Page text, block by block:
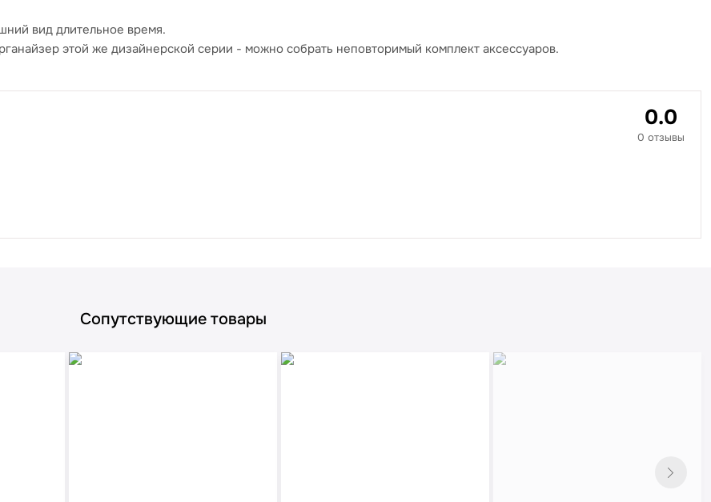
вид длительное время.
этой же дизайнерской серии - можно собрать неповторимый комплект аксессуаров.
0.0
0 отзывы
Сопутствующие товары